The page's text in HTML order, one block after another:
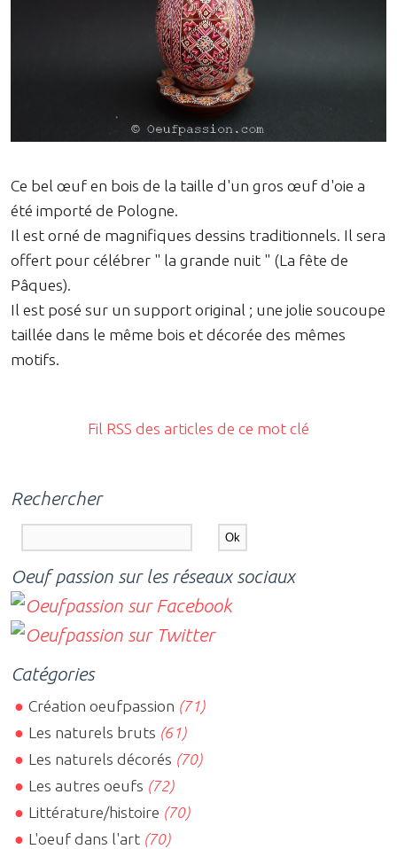
Ce bel œuf en bois de la taille d'un gros œuf d'oie a
été importé de Pologne.
Il est orné de magnifiques dessins traditionnels. Il sera
offert pour célébrer " la grande nuit " (La fête de
Pâques).
Il est posé sur un support original ; une jolie soucoupe
taillée dans le même bois et décorée des mêmes
motifs.
Fil RSS des articles de ce mot clé
Rechercher
Oeuf passion sur les réseaux sociaux
Catégories
Création oeufpassion (71)
Les naturels bruts (61)
Les naturels décorés (70)
Les autres oeufs (72)
Littérature/histoire (70)
L'oeuf dans l'art (70)